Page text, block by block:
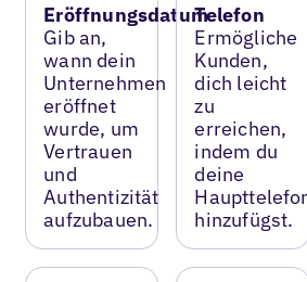
Eröffnungsdatum
Gib an,
wann dein
Unternehmen
eröffnet
wurde, um
Vertrauen
und
Authentizität
aufzubauen.
Telefon
Ermögliche
Kunden,
dich leicht
zu
erreichen,
indem du
deine
hinzufügst.